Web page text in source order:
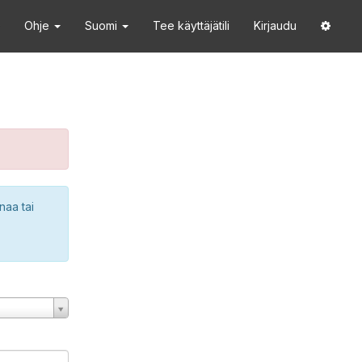
Ohje Suomi Tee käyttäjätili Kirjaudu
tai